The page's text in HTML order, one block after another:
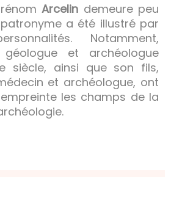
Arcelin demeure peu
a été illustré par
Notamment,
et archéologue
siècle, ainsi que son fils,
et archéologue, ont
les champs de la